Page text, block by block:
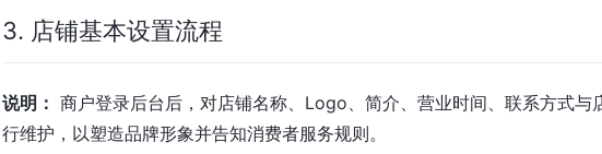
3. 店铺基本设置流程
说明： 商户登录后台后，对店铺名称、Logo、简介、营业时间、联系方式与
行维护，以塑造品牌形象并告知消费者服务规则。